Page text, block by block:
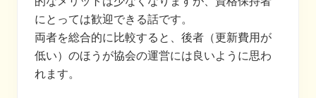
にとっては歓迎できる話です。
両者を総合的に比較すると、後者（更新費用が
低い）のほうが協会の運営には良いように思わ
れます。